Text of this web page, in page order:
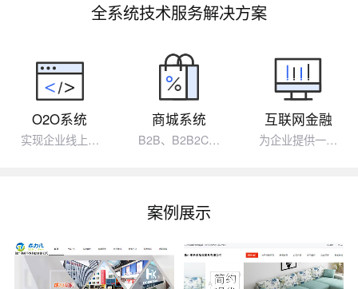
全系统技术服务解决方案
O2O系统
实现企业线上…
商城系统
B2B、B2B2C…
互联网金融
为企业提供一…
案例展示